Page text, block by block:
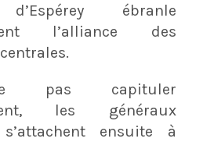
ébranle
l’alliance des
pas capituler
les généraux
ensuite à